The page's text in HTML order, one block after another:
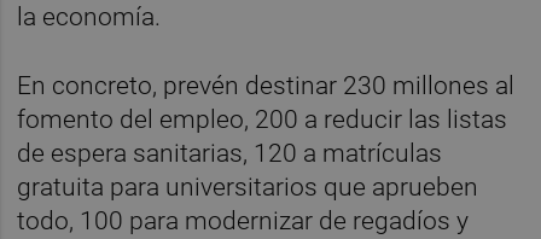
la economía.
En concreto, prevén destinar 230 millones al
fomento del empleo, 200 a reducir las listas
de espera sanitarias, 120 a matrículas
gratuita para universitarios que aprueben
todo, 100 para modernizar de regadíos y